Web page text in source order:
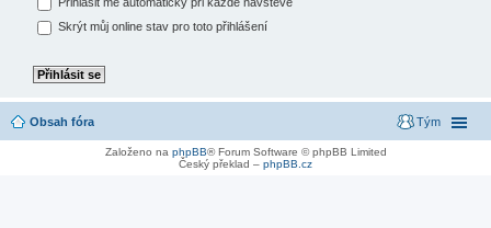
Skrýt můj online stav pro toto přihlášení
Obsah fóra Tým
Založeno na phpBB® Forum Software © phpBB Limited
Český překlad – phpBB.cz